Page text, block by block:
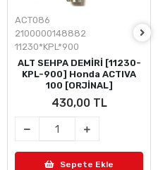
ACT086
2100000148882
11230*KPL*900
ALT SEHPA DEMİRİ [11230-
KPL-900] Honda ACTIVA
100 [ORJİNAL]
430,00 TL
Sepete Ekle